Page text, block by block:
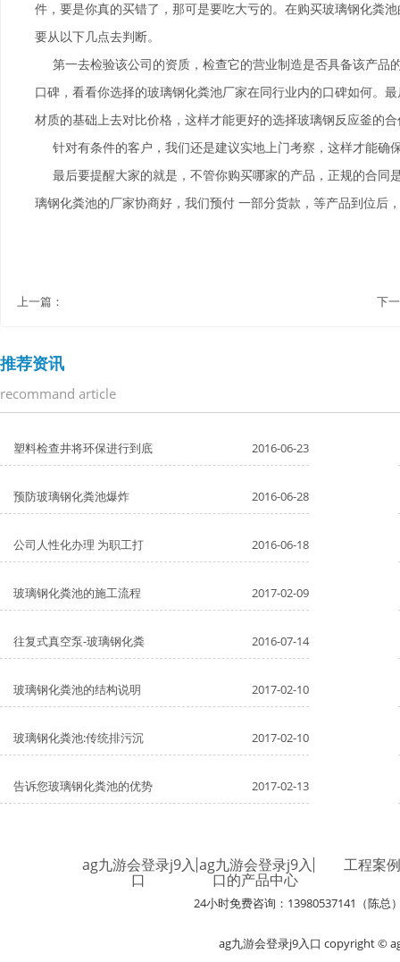
件，要是你真的买错了，那可是要吃大亏的。在购买玻璃钢化粪
要从以下几点去判断。
第一去检验该公司的资质，检查它的营业制造是否具备该产品
口碑，看看你选择的玻璃钢化粪池厂家在同行业内的口碑如何。
材质的基础上去对比价格，这样才能更好的选择玻璃钢反应釜的
针对有条件的客户，我们还是建议实地上门考察，这样才能确
最后要提醒大家的就是，不管你购买哪家的产品，正规的合同
璃钢化粪池的厂家协商好，我们预付 一部分货款，等产品到位后
上一篇： 下
推荐资讯
recommand article
塑料检查井将环保进行到底 2016-06-23
预防玻璃钢化粪池爆炸 2016-06-28
公司人性化办理 为职工打 2016-06-18
玻璃钢化粪池的施工流程 2017-02-09
往复式真空泵-玻璃钢化粪 2016-07-14
玻璃钢化粪池的结构说明 2017-02-10
玻璃钢化粪池:传统排污沉 2017-02-10
告诉您玻璃钢化粪池的优势 2017-02-13
ag九游会登录j9入
口
ag九游会登录j9入
口的产品中心
工程案例
24小时免费咨询：13980537141（陈总
ag九游会登录j9入口 copyright ©